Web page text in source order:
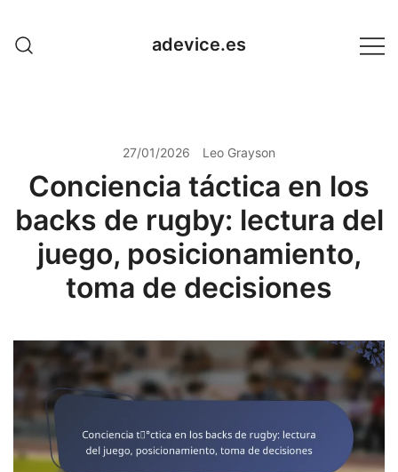
content
adevice.es
27/01/2026 Leo Grayson
Conciencia táctica en los
backs de rugby: lectura del
juego, posicionamiento,
toma de decisiones